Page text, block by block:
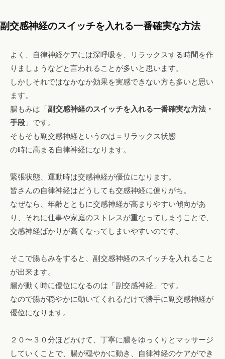
副交感神経のスイッチを入れる一番確実な方法
よく、自律神経ケアには深呼吸を、リラックスする時間を作
りましょうなどと言われることが多いと思います。
しかしそれではなかなか効果を実感できない方も多いと思い
ます。
腸もみは「副交感神経のスイッチを入れる一番確実な方法・
手段 」です。
そもそも副交感神経というのは＝リラックス状態
の時に高まる自律神経になります。
緊張状態、運動時は交感神経が優位になります。
皆さんの自律神経はどうしても交感神経に偏りがち。
なぜなら、年齢とともに交感神経が高まりやすい傾向があ
り、それに仕事や家庭のストレスが重なってしまうことで、
交感神経ばかりが高くなってしまいやすいのです。
そこで腸もみをすると、副交感神経のスイッチを入れること
が出来ます。
腸が動く時に優位になるのは「副交感神経」です。
なので腸が穏やかに動いてくれるだけで勝手に副交感神経が
優位になります。
２０〜３０分ほどかけて、丁寧に腸をゆっくりとマッサージ
していくことで、腸が穏やかに動き、自律神経のケアができ